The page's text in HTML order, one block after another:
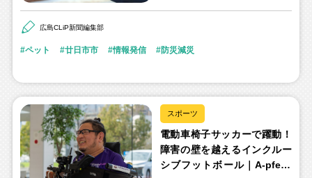
広島CLiP新聞編集部
ペット 廿日市市 情報発信 防災減災
スポーツ
電動車椅子サッカーで躍動！
障害の壁を越えるインクルー
シブフットボール｜A-pfeile